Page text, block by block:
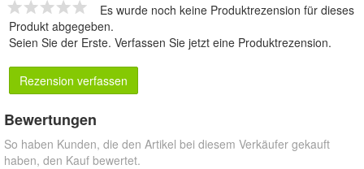
Es wurde noch keine Produktrezension für dieses
Produkt abgegeben.
Seien Sie der Erste. Verfassen Sie jetzt eine Produktrezension.
Rezension verfassen
Bewertungen
So haben Kunden, die den Artikel bei diesem Verkäufer gekauft
haben, den Kauf bewertet.